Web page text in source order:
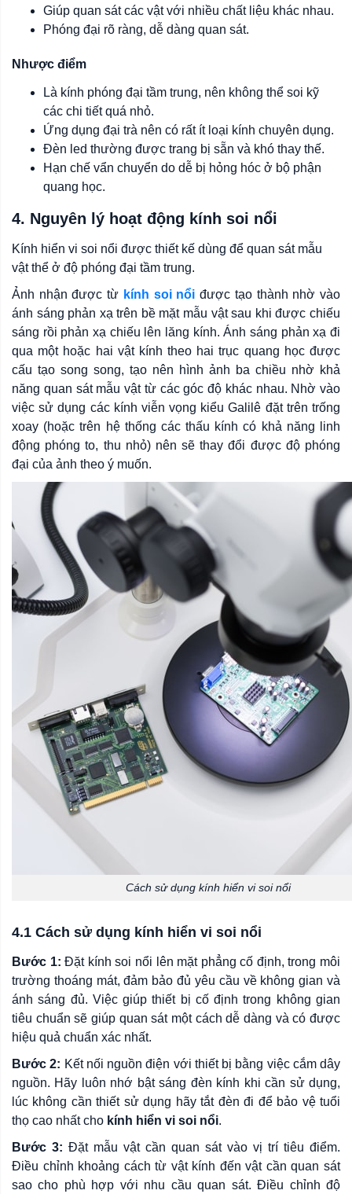
Giúp quan sát các vật với nhiều chất liệu khác nhau.
Phóng đại rõ ràng, dễ dàng quan sát.
Nhược điểm
Là kính phóng đại tầm trung, nên không thể soi kỹ
các chi tiết quá nhỏ.
Ứng dụng đại trà nên có rất ít loại kính chuyên dụng.
Đèn led thường được trang bị sẵn và khó thay thế.
Hạn chế vẩn chuyển do dễ bị hỏng hóc ở bộ phận
quang học.
4. Nguyên lý hoạt động kính soi nổi
Kính hiển vi soi nổi được thiết kế dùng để quan sát mẫu
vật thể ở độ phóng đại tầm trung.
Ảnh nhận được từ kính soi nổi được tạo thành nhờ vào
ánh sáng phản xạ trên bề mặt mẫu vật sau khi được chiếu
sáng rồi phản xạ chiếu lên lăng kính. Ánh sáng phản xạ đi
qua một hoặc hai vật kính theo hai trục quang học được
cấu tạo song song, tạo nên hình ảnh ba chiều nhờ khả
năng quan sát mẫu vật từ các góc độ khác nhau. Nhờ vào
việc sử dụng các kính viễn vọng kiểu Galilê đặt trên trống
xoay (hoặc trên hệ thống các thấu kính có khả năng linh
động phóng to, thu nhỏ) nên sẽ thay đổi được độ phóng
đại của ảnh theo ý muốn.
Cách sử dụng kính hiển vi soi nổi
4.1 Cách sử dụng kính hiển vi soi nổi
Bước 1: Đặt kính soi nổi lên mặt phẳng cố định, trong môi
trường thoáng mát, đảm bảo đủ yêu cầu về không gian và
ánh sáng đủ. Việc giúp thiết bị cố định trong không gian
tiêu chuẩn sẽ giúp quan sát một cách dễ dàng và có được
hiệu quả chuẩn xác nhất.
Bước 2: Kết nối nguồn điện với thiết bị bằng việc cắm dây
nguồn. Hãy luôn nhớ bật sáng đèn kính khi cần sử dụng,
lúc không cần thiết sử dụng hãy tắt đèn đi để bảo vệ tuổi
thọ cao nhất cho kính hiển vi soi nổi.
Bước 3: Đặt mẫu vật cần quan sát vào vị trí tiêu điểm.
Điều chỉnh khoảng cách từ vật kính đến vật cần quan sát
sao cho phù hợp với nhu cầu quan sát. Điều chỉnh độ